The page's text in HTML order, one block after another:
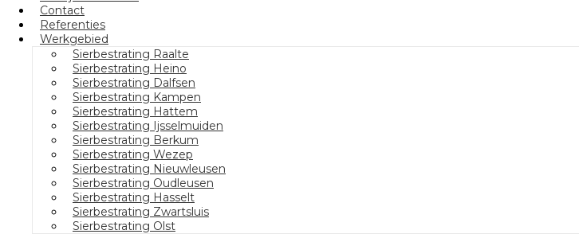
Contact
Referenties
Werkgebied
Sierbestrating Raalte
Sierbestrating Heino
Sierbestrating Dalfsen
Sierbestrating Kampen
Sierbestrating Hattem
Sierbestrating Ijsselmuiden
Sierbestrating Berkum
Sierbestrating Wezep
Sierbestrating Nieuwleusen
Sierbestrating Oudleusen
Sierbestrating Hasselt
Sierbestrating Zwartsluis
Sierbestrating Olst